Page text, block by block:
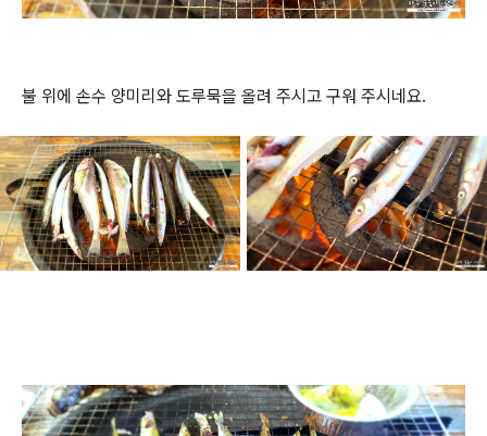
불 위에 손수 양미리와 도루묵을 올려 주시고 구워 주시네요.